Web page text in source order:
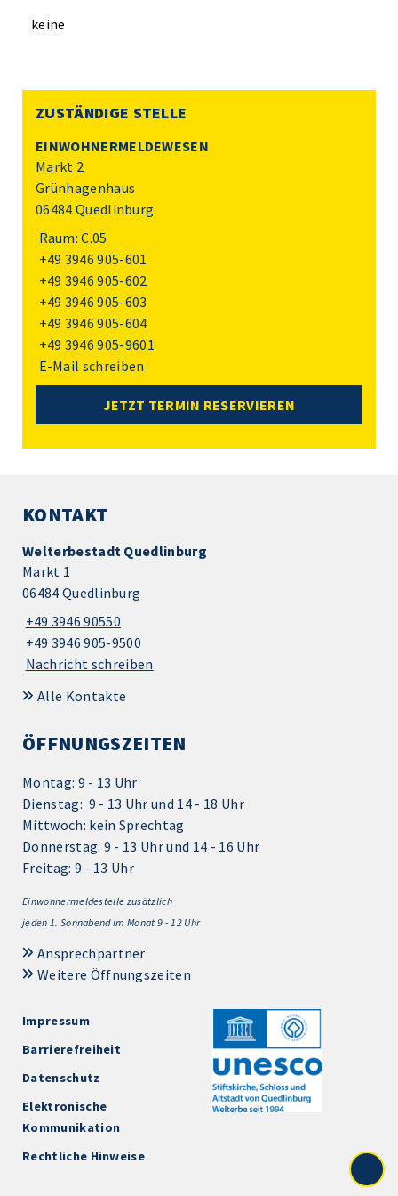
keine
ZUSTÄNDIGE STELLE
EINWOHNERMELDEWESEN
Markt 2
Grünhagenhaus
06484 Quedlinburg
Raum: C.05
+49 3946 905-601
+49 3946 905-602
+49 3946 905-603
+49 3946 905-604
+49 3946 905-9601
E-Mail schreiben
JETZT TERMIN RESERVIEREN
KONTAKT
Welterbestadt Quedlinburg
Markt 1
06484 Quedlinburg
+49 3946 90550
+49 3946 905-9500
Nachricht schreiben
Alle Kontakte
ÖFFNUNGSZEITEN
Montag: 9 - 13 Uhr
Dienstag: 9 - 13 Uhr und 14 - 18 Uhr
Mittwoch: kein Sprechtag
Donnerstag: 9 - 13 Uhr und 14 - 16 Uhr
Freitag: 9 - 13 Uhr
Einwohnermeldestelle zusätzlich
jeden 1. Sonnabend im Monat 9 - 12 Uhr
Ansprechpartner
Weitere Öffnungszeiten
Impressum
Barrierefreiheit
Datenschutz
Elektronische
Kommunikation
Rechtliche Hinweise